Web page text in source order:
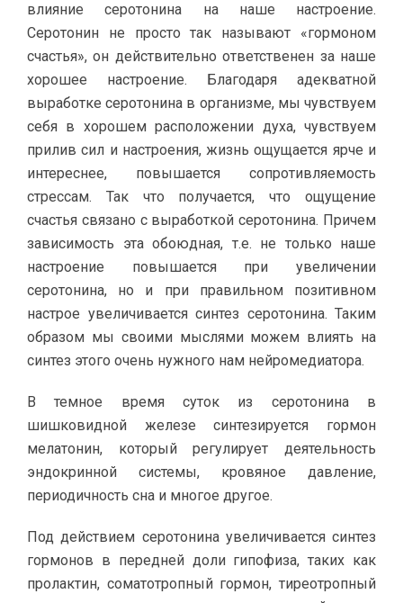
влияние серотонина на наше настроение.
Серотонин не просто так называют «гормоном
счастья», он действительно ответственен за наше
хорошее настроение. Благодаря адекватной
выработке серотонина в организме, мы чувствуем
себя в хорошем расположении духа, чувствуем
прилив сил и настроения, жизнь ощущается ярче и
интереснее, повышается сопротивляемость
стрессам. Так что получается, что ощущение
счастья связано с выработкой серотонина. Причем
зависимость эта обоюдная, т.е. не только наше
настроение повышается при увеличении
серотонина, но и при правильном позитивном
настрое увеличивается синтез серотонина. Таким
образом мы своими мыслями можем влиять на
синтез этого очень нужного нам нейромедиатора.
В темное время суток из серотонина в
шишковидной железе синтезируется гормон
мелатонин, который регулирует деятельность
эндокринной системы, кровяное давление,
периодичность сна и многое другое.
Под действием серотонина увеличивается синтез
гормонов в передней доли гипофиза, таких как
пролактин, соматотропный гормон, тиреотропный